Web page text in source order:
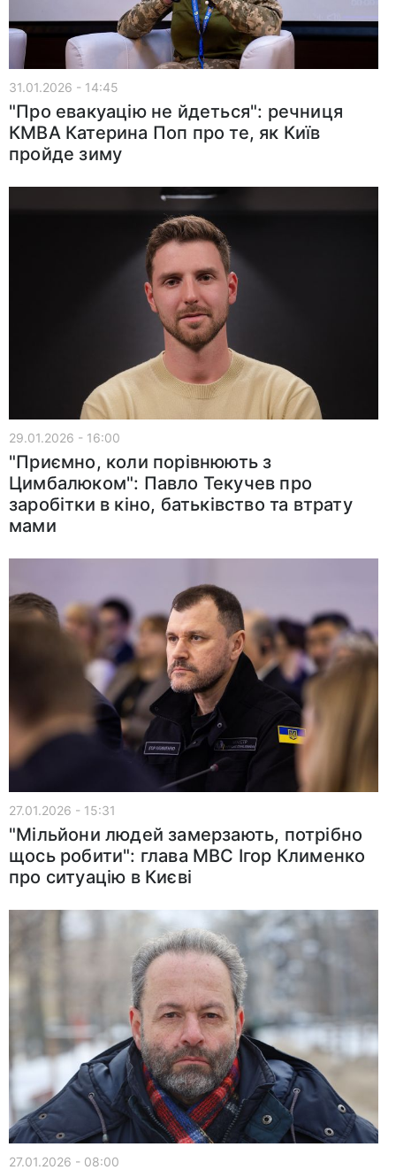
31.01.2026 - 14:45
"Про евакуацію не йдеться": речниця
КМВА Катерина Поп про те, як Київ
пройде зиму
29.01.2026 - 16:00
"Приємно, коли порівнюють з
Цимбалюком": Павло Текучев про
заробітки в кіно, батьківство та втрату
мами
27.01.2026 - 15:31
"Мільйони людей замерзають, потрібно
щось робити": глава МВС Ігор Клименко
про ситуацію в Києві
27.01.2026 - 08:00